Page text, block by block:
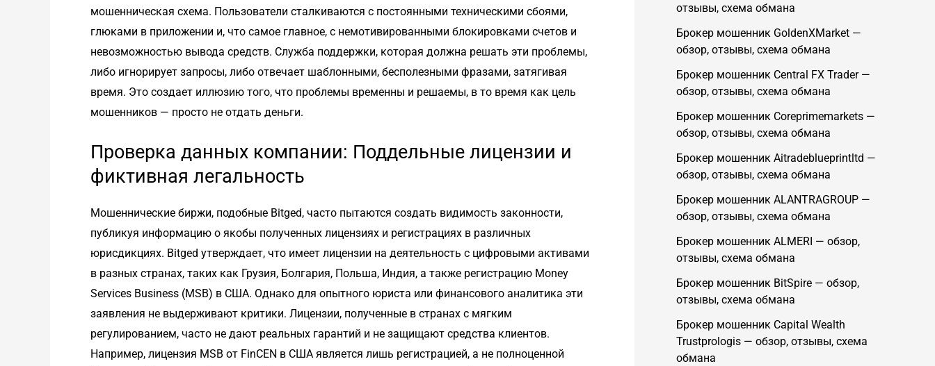
мошенническая схема. Пользователи сталкиваются с постоянными техническими сбоями,
глюками в приложении и, что самое главное, с немотивированными блокировками счетов и
невозможностью вывода средств. Служба поддержки, которая должна решать эти проблемы,
либо игнорирует запросы, либо отвечает шаблонными, бесполезными фразами, затягивая
время. Это создает иллюзию того, что проблемы временны и решаемы, в то время как цель
мошенников — просто не отдать деньги.
Проверка данных компании: Поддельные лицензии и
фиктивная легальность
Мошеннические биржи, подобные Bitged, часто пытаются создать видимость законности,
публикуя информацию о якобы полученных лицензиях и регистрациях в различных
юрисдикциях. Bitged утверждает, что имеет лицензии на деятельность с цифровыми активами
в разных странах, таких как Грузия, Болгария, Польша, Индия, а также регистрацию Money
Services Business (MSB) в США. Однако для опытного юриста или финансового аналитика эти
заявления не выдерживают критики. Лицензии, полученные в странах с мягким
регулированием, часто не дают реальных гарантий и не защищают средства клиентов.
Например, лицензия MSB от FinCEN в США является лишь регистрацией, а не полноценной
отзывы, схема обмана
Брокер мошенник GoldenXMarket —
обзор, отзывы, схема обмана
Брокер мошенник Central FX Trader —
обзор, отзывы, схема обмана
Брокер мошенник Coreprimemarkets —
обзор, отзывы, схема обмана
Брокер мошенник Aitradeblueprintltd —
обзор, отзывы, схема обмана
Брокер мошенник ALANTRAGROUP —
обзор, отзывы, схема обмана
Брокер мошенник ALMERI — обзор,
отзывы, схема обмана
Брокер мошенник BitSpire — обзор,
отзывы, схема обмана
Брокер мошенник Capital Wealth
Trustprologis — обзор, отзывы, схема
обмана